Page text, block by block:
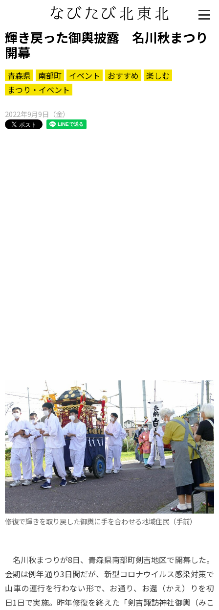
輝き戻った御輿披露 名川秋まつり
開幕
青森県 南部町 イベント おすすめ
楽しむ
まつり・イベント
2022年9月9日（金）
修復で輝きを取り戻した御輿に手を合わせる地域住民（手前）
名川秋まつりが8日、青森県南部町剣吉地区で開幕した。
会期は例年通り3日間だが、新型コロナウイルス感染対策で
山車の運行を行わない形で、お通り、お還（かえ）りを初
日1日で実施。昨年修復を終えた「剣吉諏訪神社御輿（みこ